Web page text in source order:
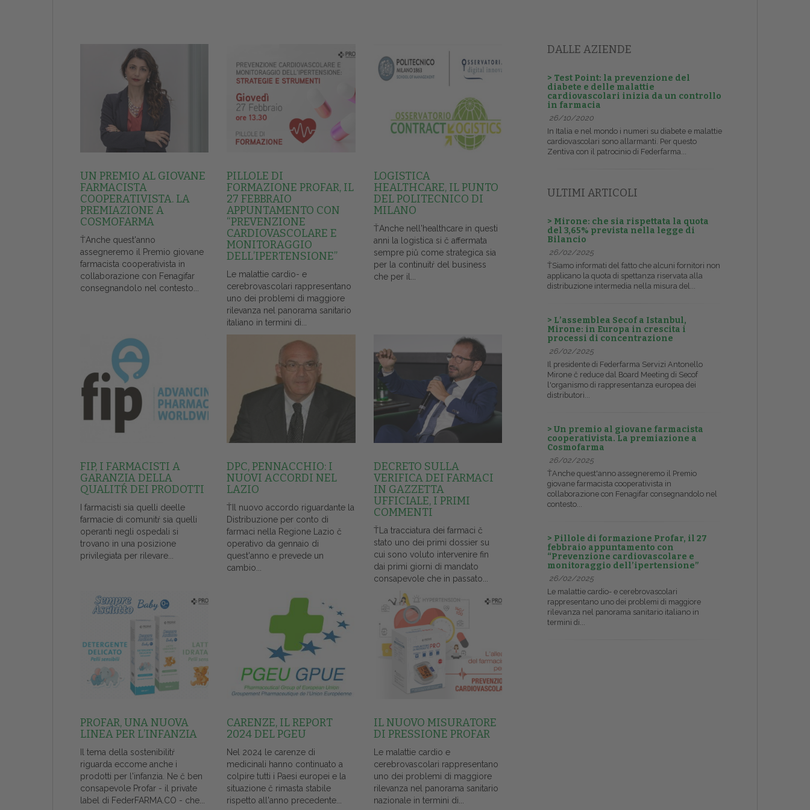
UN PREMIO AL GIOVANE
FARMACISTA
COOPERATIVISTA. LA
PREMIAZIONE A
COSMOFARMA
ŤAnche quest'anno
assegneremo il Premio giovane
farmacista cooperativista in
collaborazione con Fenagifar
consegnandolo nel contesto...
PILLOLE DI
FORMAZIONE PROFAR, IL
27 FEBBRAIO
APPUNTAMENTO CON
“PREVENZIONE
CARDIOVASCOLARE E
MONITORAGGIO
DELL’IPERTENSIONE”
Le malattie cardio- e
cerebrovascolari rappresentano
uno dei problemi di maggiore
rilevanza nel panorama sanitario
italiano in termini di...
LOGISTICA
HEALTHCARE, IL PUNTO
DEL POLITECNICO DI
MILANO
ŤAnche nell'healthcare in questi
anni la logistica si č affermata
sempre piů come strategica sia
per la continuitŕ del business
che per il...
FIP, I FARMACISTI A
GARANZIA DELLA
QUALITŔ DEI PRODOTTI
I farmacisti sia quelli deelle
farmacie di comunitŕ sia quelli
operanti negli ospedali si
trovano in una posizione
privilegiata per rilevare...
DPC, PENNACCHIO: I
NUOVI ACCORDI NEL
LAZIO
ŤIl nuovo accordo riguardante la
Distribuzione per conto di
farmaci nella Regione Lazio č
operativo da gennaio di
quest'anno e prevede un
cambio...
DECRETO SULLA
VERIFICA DEI FARMACI
IN GAZZETTA
UFFICIALE, I PRIMI
COMMENTI
ŤLa tracciatura dei farmaci č
stato uno dei primi dossier su
cui sono voluto intervenire fin
dai primi giorni di mandato
consapevole che in passato...
PROFAR, UNA NUOVA
LINEA PER L’INFANZIA
Il tema della sostenibilitŕ
riguarda eccome anche i
prodotti per l'infanzia. Ne č ben
consapevole Profar - il private
label di FederFARMA.CO - che...
CARENZE, IL REPORT
2024 DEL PGEU
Nel 2024 le carenze di
medicinali hanno continuato a
colpire tutti i Paesi europei e la
situazione č rimasta stabile
rispetto all'anno precedente...
IL NUOVO MISURATORE
DI PRESSIONE PROFAR
Le malattie cardio e
cerebrovascolari rappresentano
uno dei problemi di maggiore
rilevanza nel panorama sanitario
nazionale in termini di...
DALLE AZIENDE
> Test Point: la prevenzione del
diabete e delle malattie
cardiovascolari inizia da un controllo
in farmacia
26/10/2020
In Italia e nel mondo i numeri su diabete e malattie
cardiovascolari sono allarmanti. Per questo
Zentiva con il patrocinio di Federfarma...
ULTIMI ARTICOLI
> Mirone: che sia rispettata la quota
del 3,65% prevista nella legge di
Bilancio
26/02/2025
ŤSiamo informati del fatto che alcuni fornitori non
applicano la quota di spettanza riservata alla
distribuzione intermedia nella misura del...
> L’assemblea Secof a Istanbul,
Mirone: in Europa in crescita i
processi di concentrazione
26/02/2025
Il presidente di Federfarma Servizi Antonello
Mirone č reduce dal Board Meeting di Secof
l'organismo di rappresentanza europea dei
distributori...
> Un premio al giovane farmacista
cooperativista. La premiazione a
Cosmofarma
26/02/2025
ŤAnche quest'anno assegneremo il Premio
giovane farmacista cooperativista in
collaborazione con Fenagifar consegnandolo nel
contesto...
> Pillole di formazione Profar, il 27
febbraio appuntamento con
“Prevenzione cardiovascolare e
monitoraggio dell’ipertensione”
26/02/2025
Le malattie cardio- e cerebrovascolari
rappresentano uno dei problemi di maggiore
rilevanza nel panorama sanitario italiano in
termini di...